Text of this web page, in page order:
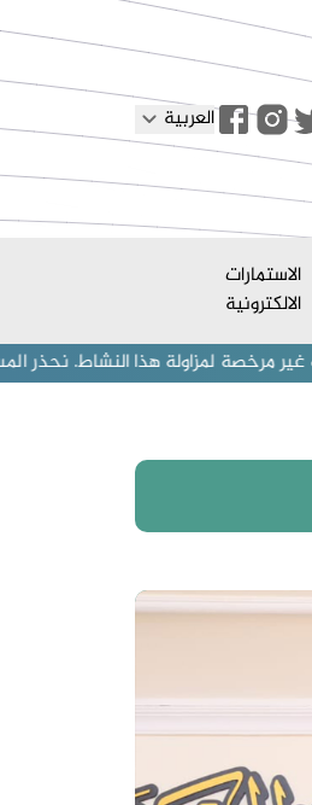
العربية
الاستمارات
الالكترونية
النشاط. نحذر المستثمرين